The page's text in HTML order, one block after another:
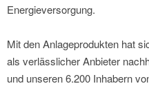
Energieversorgung.
Mit den Anlageprodukten hat
als verlässlicher Anbieter
und unseren 6.200 Inhabern